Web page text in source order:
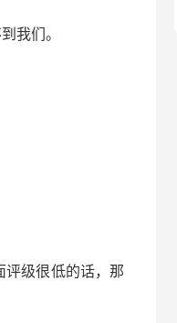
我们。
级很低的话，那